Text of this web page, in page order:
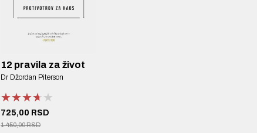
12 pravila za život
Dr Džordan Piterson
★★★★★
★★★★★
★★★★★
725,00 RSD
1.450,00 RSD